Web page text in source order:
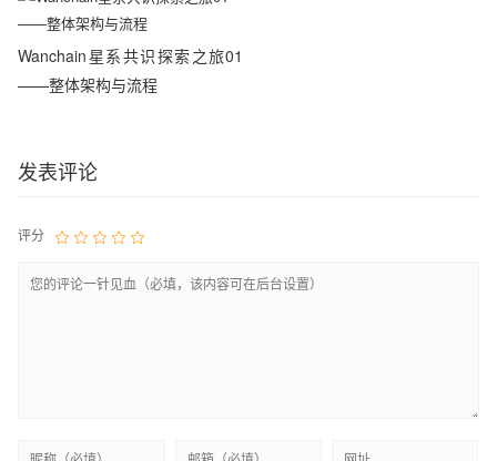
Wanchain星系共识探索之旅01
——整体架构与流程
发表评论
评分